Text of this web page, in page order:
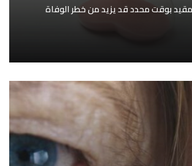
بوقت محدد قد يزيد من خطر الوفاة